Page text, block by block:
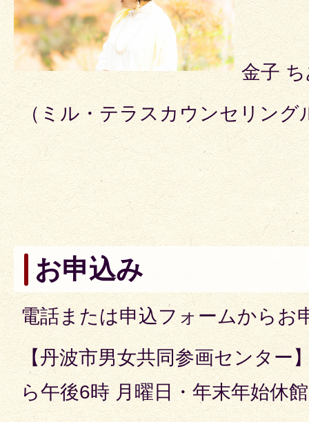
金子
（ミル・テラスカウンセリング
お申込み
電話または申込フォームからお
【丹波市男女共同参画センター
ら午後6時 月曜日・年末年始休館